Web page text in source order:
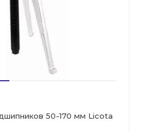
50-170 мм Licota